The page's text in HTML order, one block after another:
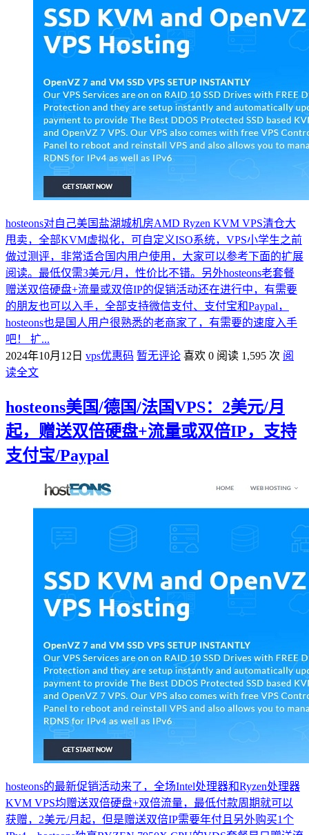
hosteons对自己美国盐湖城机房AMD Ryzen KVM VPS清仓大
甩卖，全部KVM虚拟化，可自定义ISO系统，VPS小学生之前
做过测评，非常适合国内用户使用，大家可以参考下面的扩展
阅读。最低仅需3美元/月，性价比不错。另外hosteons老套餐
赠送双倍硬盘+流量或双倍IP的促销活动还在进行中，有需要
的朋友也可以入手，全部支持微信支付、支付宝和Paypal，
hosteons也是国人用户很熟悉的老商家了，有需要的速度入手
吧！ 扩...
2024年10月12日 vps优惠码 暂无评论 喜欢 0 阅读 1,595 次 阅
读全文
hosteons美国/德国/法国VPS：2美元/月
起，赠送双倍硬盘+流量或双倍IP，支持
支付宝/Paypal
hosteons的最新促销活动来了，全场Intel处理器和Ryzen处理器
KVM VPS均赠送双倍硬盘+双倍流量，最低付款周期就可以
获赠，2美元/月起，但是赠送双倍IP需要年付且另外购买1个